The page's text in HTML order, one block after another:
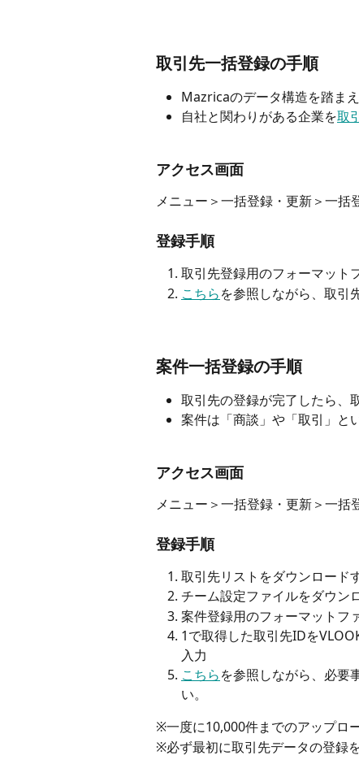
取引先一括登録の手順
Mazricaのデータ構造を踏ま
自社と関わりがある企業を取
アクセス画面
メニュー＞一括登録・更新＞一括
登録手順
取引先登録用のフォーマット
こちらを参照しながら、取引
案件一括登録の手順
取引先の登録が完了したら、
案件は「商談」や「取引」と
アクセス画面
メニュー＞一括登録・更新＞一括
登録手順
取引先リストをダウンロード
チーム設定ファイルをダウン
案件登録用のフォーマットフ
1で取得した取引先IDを
入力
こちらを参照しながら、必要
い。
※一度に10,000件までのアップロ
※必ず最初に取引先データの登録